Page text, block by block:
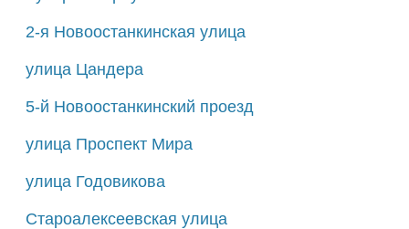
2-я Новоостанкинская улица
улица Цандера
5-й Новоостанкинский проезд
улица Проспект Мира
улица Годовикова
Староалексеевская улица